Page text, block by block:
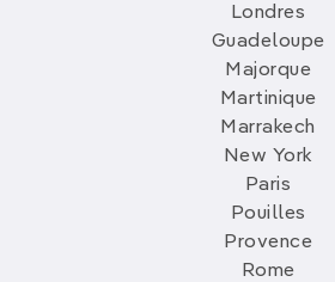
Londres
Guadeloupe
Majorque
Martinique
Marrakech
New York
Paris
Pouilles
Provence
Rome